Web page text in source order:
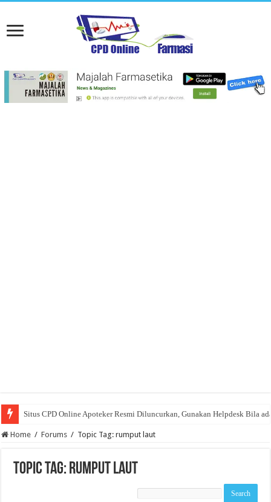
Situs CPD Online Apoteker Resmi Diluncurkan, Gunakan Helpdesk Bila
Home / Forums / Topic Tag: rumput laut
Topic Tag: rumput laut